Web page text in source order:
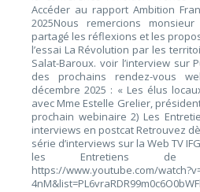
Accéder au rapport Ambition
2025Nous remercions
partagé les réflexions et les
l’essai La Révolution par les
Salat-Baroux. voir l’interview sur
des prochains rendez-vous
décembre 2025 : « Les élus
avec Mme Estelle Grelier,
prochain webinaire 2) Les
interviews en postcat Retrouvez
série d’interviews sur la Web TV
les Entretiens de
https://www.youtube.com/